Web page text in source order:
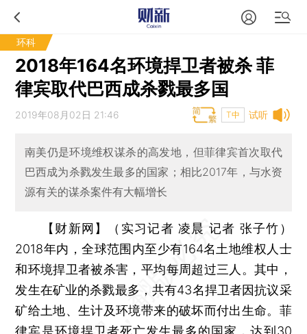
环科
2018年164名环境捍卫者被杀 菲
律宾取代巴西成杀戮最多国
试听
2019年08月02日 21:46 T中
南美仍是环境维权谋杀的高发地，但菲律宾首次取代
巴西成为杀戮发生最多的国家；相比2017年，与水资
源有关的谋杀案件有大幅增长
【财新网】（实习记者 凌晨 记者 张子竹）
2018年内，全球范围内至少有164名土地维权人士
和环境捍卫者被杀害，平均每周超过三人。其中，
发生在矿业的杀戮最多，共有43名捍卫者因抗议采
矿给土地、生计及环境带来的破坏而付出生命。菲
律宾是环境捍卫者死亡发生最多的国家，达到30